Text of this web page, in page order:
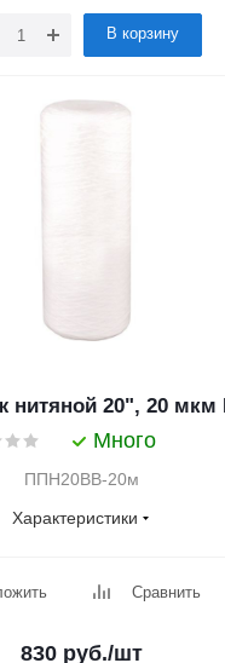
В корзину
Картридж нитяной 20", 20
Много
ППН20ВВ-20м
Характеристики
Сравнить
830 руб./шт